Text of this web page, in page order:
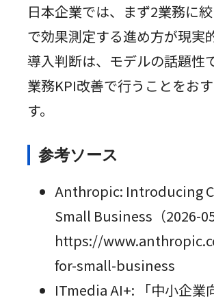
日本企業では、まず2業務に
で効果測定する進め方が現実
導入判断は、モデルの話題性
業務KPI改善で行うことをお
す。
参考ソース
Anthropic: Introducing
Small Business（2026-
https://
for-small-business
ITmedia AI+: 「中小企業